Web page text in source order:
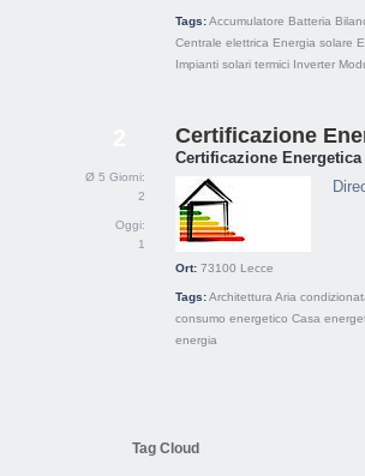
Tags:Accumulatore Batteria
Centrale elettrica Energia solare
Impianti solari termici Inverter
Ø 5 Giorni:
2
Oggi:
1
Certificazione
Certificazione Energetica
Ort: 73100 Lecce
Tags:Architettura Aria
consumo energetico Casa
energia
Tag Cloud